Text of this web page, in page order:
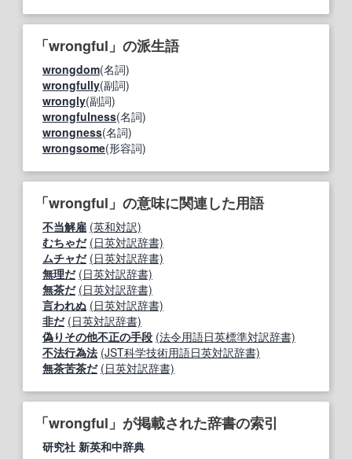
「wrongful」の派生語
wrongdom(名詞)
wrongfully(副詞)
wrongly(副詞)
wrongfulness(名詞)
wrongness(名詞)
wrongsome(形容詞)
「wrongful」の意味に関連した用語
不当解雇 (英和対訳)
むちゃだ (日英対訳辞書)
ムチャだ (日英対訳辞書)
無理だ (日英対訳辞書)
無茶だ (日英対訳辞書)
言われぬ (日英対訳辞書)
非だ (日英対訳辞書)
偽りその他不正の手段 (法令用語日英標準対訳辞書)
不法行為法 (JST科学技術用語日英対訳辞書)
無茶苦茶だ (日英対訳辞書)
「wrongful」が掲載された辞書の索引
研究社 新英和中辞典